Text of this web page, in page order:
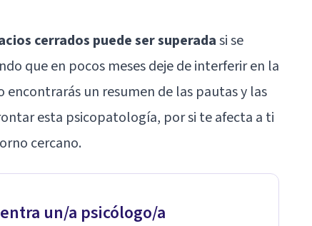
cerrados puede ser superadasi se
que en pocos meses deje de interferir en la
un resumen de las pautas y las
esta psicopatología, por si te afecta a ti
cercano.
un/a psicólogo/a